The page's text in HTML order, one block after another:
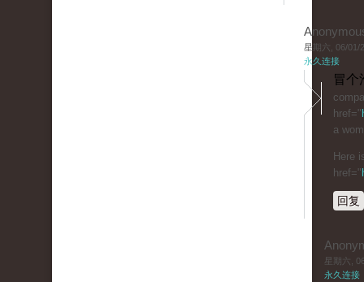
星期六, 06/01/
永久连接
冒个
href="
a
Here
href="
回复
星期六,
永久连接